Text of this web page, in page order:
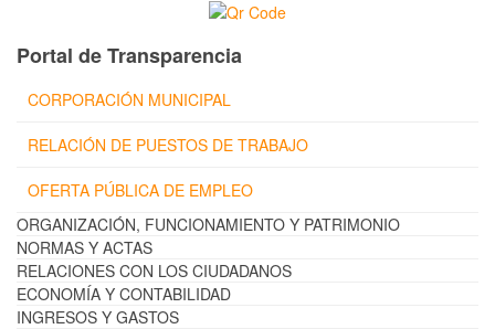
Portal de Transparencia
CORPORACIÓN MUNICIPAL
RELACIÓN DE PUESTOS DE TRABAJO
OFERTA PÚBLICA DE EMPLEO
ORGANIZACIÓN, FUNCIONAMIENTO Y PATRIMONIO
NORMAS Y ACTAS
RELACIONES CON LOS CIUDADANOS
ECONOMÍA Y CONTABILIDAD
INGRESOS Y GASTOS